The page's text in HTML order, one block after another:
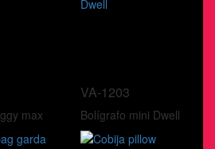
max
VA-1203
Bolígrafo mini Dwell